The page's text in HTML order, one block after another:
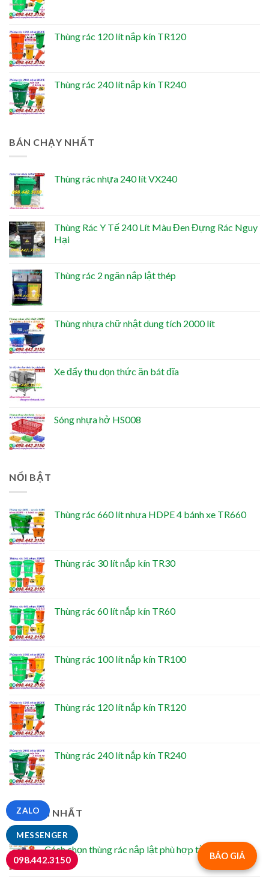
Thùng rác 120 lít nắp kín TR120
Thùng rác 240 lít nắp kín TR240
BÁN CHẠY NHẤT
Thùng rác nhựa 240 lít VX240
Thùng Rác Y Tế 240 Lít Màu Đen Đựng Rác Nguy
Hại
Thùng rác 2 ngăn nắp lật thép
Thùng nhựa chữ nhật dung tích 2000 lít
Xe đẩy thu dọn thức ăn bát đĩa
Sóng nhựa hở HS008
NỔI BẬT
Thùng rác 660 lít nhựa HDPE 4 bánh xe TR660
Thùng rác 30 lít nắp kín TR30
Thùng rác 60 lít nắp kín TR60
Thùng rác 100 lít nắp kín TR100
Thùng rác 120 lít nắp kín TR120
Thùng rác 240 lít nắp kín TR240
TIN MỚI NHẤT
Cách chọn thùng rác nắp lật phù hợp từng không
gian
BÁO GIÁ
MESSENGER
ZALO
098.442.3150